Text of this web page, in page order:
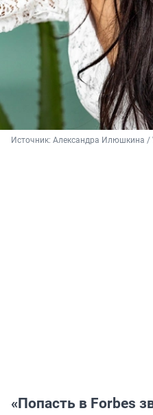
Источник: Александра Илюшкина /
«Попасть в Forbes